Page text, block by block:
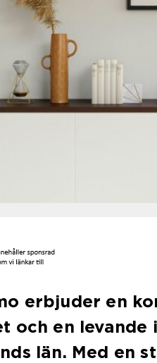
erbjuder en
och en
län. Med en